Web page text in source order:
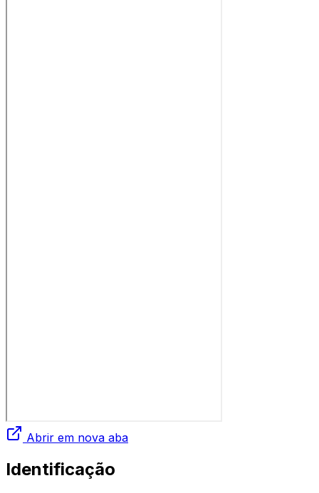
Abrir em nova aba
Identificação